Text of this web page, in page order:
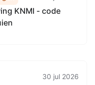
KNMI - code
30 jul 2026